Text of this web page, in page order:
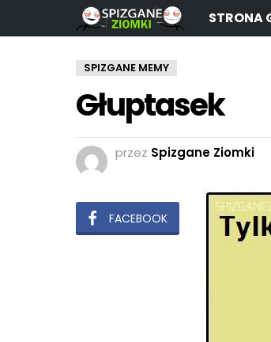
STRONA
SPIZGANE MEMY
Głuptasek
przez Spizgane Ziomki
FACEBOOK